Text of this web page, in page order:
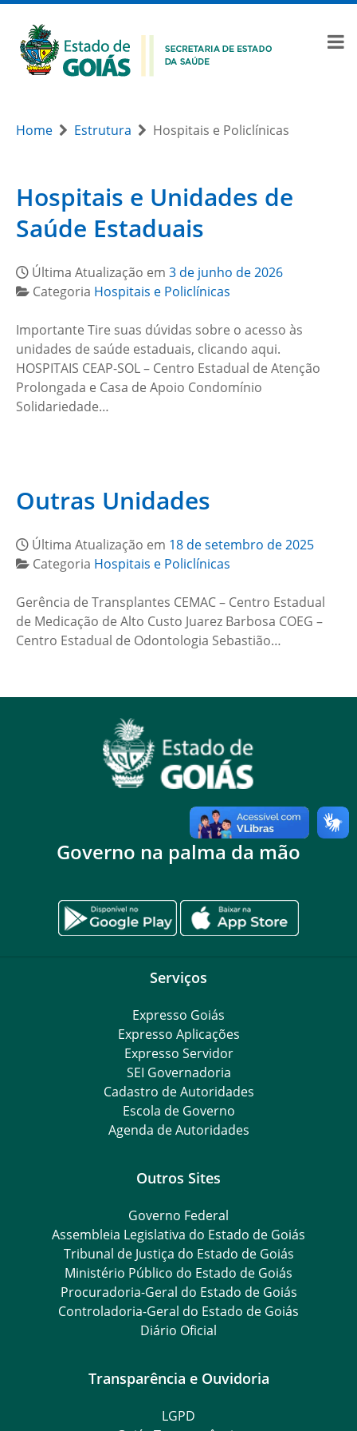
Home Estrutura Hospitais e Policlínicas
Hospitais e Unidades de
Saúde Estaduais
Última Atualização em 3 de junho de 2026
Categoria Hospitais e Policlínicas
Importante Tire suas dúvidas sobre o acesso às
unidades de saúde estaduais, clicando aqui.
HOSPITAIS CEAP-SOL – Centro Estadual de Atenção
Prolongada e Casa de Apoio Condomínio
Solidariedade…
Outras Unidades
Última Atualização em 18 de setembro de 2025
Categoria Hospitais e Policlínicas
Gerência de Transplantes CEMAC – Centro Estadual
de Medicação de Alto Custo Juarez Barbosa COEG –
Centro Estadual de Odontologia Sebastião…
Governo na palma da mão
Serviços
Expresso Goiás
Expresso Aplicações
Expresso Servidor
SEI Governadoria
Cadastro de Autoridades
Escola de Governo
Agenda de Autoridades
Outros Sites
Governo Federal
Assembleia Legislativa do Estado de Goiás
Tribunal de Justiça do Estado de Goiás
Ministério Público do Estado de Goiás
Procuradoria-Geral do Estado de Goiás
Controladoria-Geral do Estado de Goiás
Diário Oficial
Transparência e Ouvidoria
LGPD